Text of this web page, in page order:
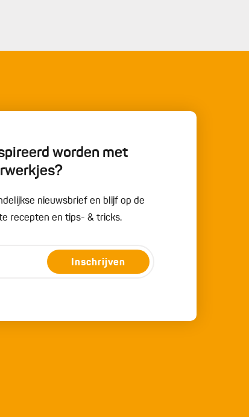
worden met
nieuwsbrief en blijf op de
recepten en tips- & tricks.
Inschrijven